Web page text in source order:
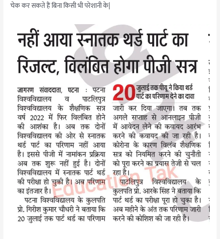
चेक कर सकते हैं बिना किसी भी परेशानी के|